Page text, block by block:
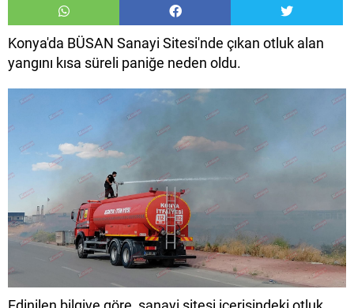
Konya'da BÜSAN Sanayi Sitesi'nde çıkan otluk alan
yangını kısa süreli paniğe neden oldu.